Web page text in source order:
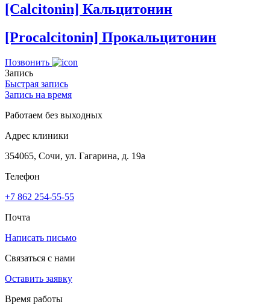
[Calcitonin] Кальцитонин
[Procalcitonin] Прокальцитонин
Позвонить
Запись
Быстрая запись
Запись на время
Работаем без выходных
Адрес клиники
354065, Сочи, ул. Гагарина, д. 19а
Телефон
+7 862 254-55-55
Почта
Написать письмо
Связаться с нами
Оставить заявку
Время работы